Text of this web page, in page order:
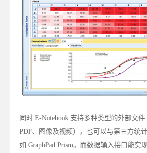
同时 E-Notebook 支持多种类型的外部文件
PDF、图像及视频），也可以与第三方统
如 GraphPad Prism。而数据输入接口能实